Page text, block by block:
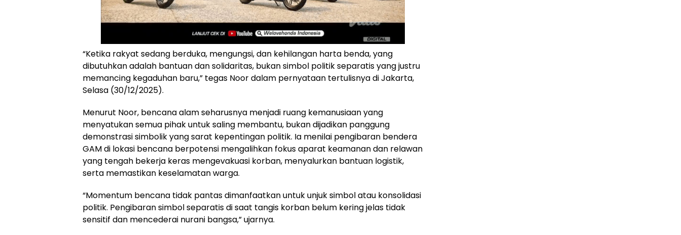
“Ketika rakyat sedang berduka, mengungsi, dan kehilangan harta benda, yang
dibutuhkan adalah bantuan dan solidaritas, bukan simbol politik separatis yang justru
memancing kegaduhan baru,” tegas Noor dalam pernyataan tertulisnya di Jakarta,
Selasa (30/12/2025).
Menurut Noor, bencana alam seharusnya menjadi ruang kemanusiaan yang
menyatukan semua pihak untuk saling membantu, bukan dijadikan panggung
demonstrasi simbolik yang sarat kepentingan politik. Ia menilai pengibaran bendera
GAM di lokasi bencana berpotensi mengalihkan fokus aparat keamanan dan relawan
yang tengah bekerja keras mengevakuasi korban, menyalurkan bantuan logistik,
serta memastikan keselamatan warga.
“Momentum bencana tidak pantas dimanfaatkan untuk unjuk simbol atau konsolidasi
politik. Pengibaran simbol separatis di saat tangis korban belum kering jelas tidak
sensitif dan mencederai nurani bangsa,” ujarnya.